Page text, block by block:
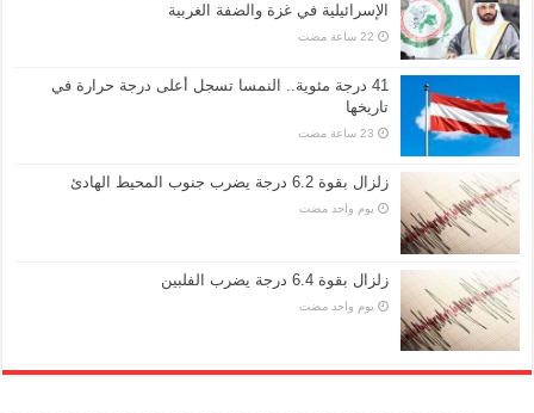
الإسرائيلية في غزة والضفة الغربية
41 درجة مئوية.. النمسا تسجل أعلى درجة حرارة في
تاريخها
زلزال بقوة 6.2 درجة يضرب جنوب المحيط الهادئ
‏يوم واحد مضت
زلزال بقوة 6.4 درجة يضرب الفلبين
‏يوم واحد مضت